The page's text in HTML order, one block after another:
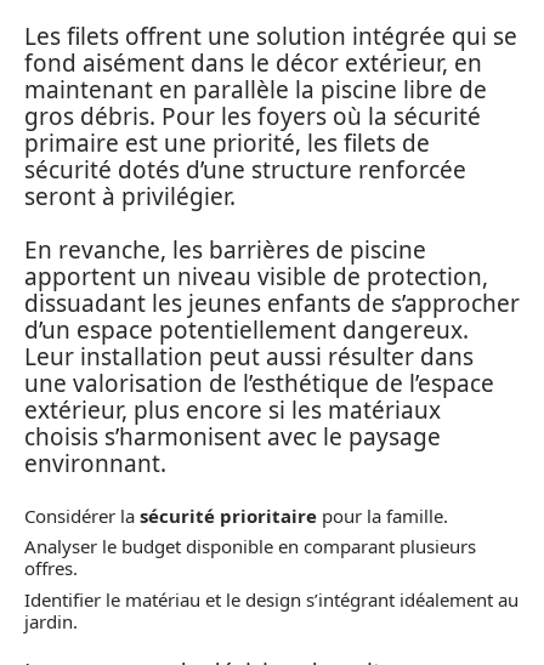
Les filets offrent une solution intégrée qui se
fond aisément dans le décor extérieur, en
maintenant en parallèle la piscine libre de
gros débris. Pour les foyers où la sécurité
primaire est une priorité, les filets de
sécurité dotés d’une structure renforcée
seront à privilégier.
En revanche, les barrières de piscine
apportent un niveau visible de protection,
dissuadant les jeunes enfants de s’approcher
d’un espace potentiellement dangereux.
Leur installation peut aussi résulter dans
une valorisation de l’esthétique de l’espace
extérieur, plus encore si les matériaux
choisis s’harmonisent avec le paysage
environnant.
Considérer la sécurité prioritaire pour la famille.
Analyser le budget disponible en comparant plusieurs
offres.
Identifier le matériau et le design s’intégrant idéalement au
jardin.